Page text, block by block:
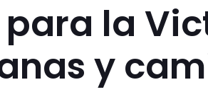
para la
y